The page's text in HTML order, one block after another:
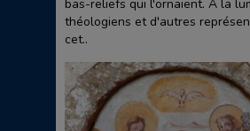
bas-reliefs qui l'ornaient. A la
théologiens et d'autres
cet..